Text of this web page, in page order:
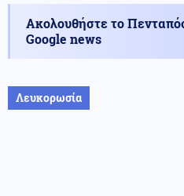
Ακολουθήστε το
Google news
Λευκορωσία